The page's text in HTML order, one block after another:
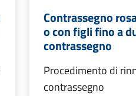
Contrassegno
o con figli fino a
contrassegno
Procedimento di
contrassegno